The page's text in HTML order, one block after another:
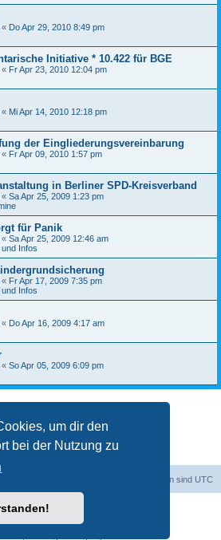
um dir den
bei der Nutzung zu
« Do Apr 29, 2010 8:49 pm
Initiative * 10.422 für BGE
« Fr Apr 23, 2010 12:04 pm
« Mi Apr 14, 2010 12:18 pm
der Eingliederungsvereinbarung
« Fr Apr 09, 2010 1:57 pm
in Berliner SPD-Kreisverband
« Sa Apr 25, 2009 1:23 pm
für Panik
« Sa Apr 25, 2009 12:46 am
Infos
« Fr Apr 17, 2009 7:35 pm
Infos
« Do Apr 16, 2009 4:17 am
« So Apr 05, 2009 6:09 pm
103 Treffer 1 2 3
Alle Zeiten sind UTC
® Forum Software © phpBB Limited
phpBB.de